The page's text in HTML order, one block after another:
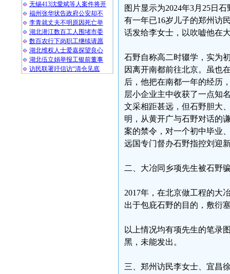
无锡413沈愛斌等人案件将开
福州张华状告政府公安却不
李青就丈夫不明原因死亡举
湖北潜江数百工人围堵市委
数百农行下岗职工继续请愿
湖北维权人士爱嘉探望良心
湖北伍立娟举报工银前董事
访民联署吁信访“清仓见底
图片显示为2024年3月25日
有一年已16岁儿子的郑州访
话发给李女士，以吹嘘他在
石野自称高二时辍学，实为
因离开南都前往北京。虽也
后，他把在南都一年的经历
层小企业主中收获了一点知
文采相距甚远，但石野胆大
明，从黄开广与石野对话的
案的禁令，对一个初中毕业
远国专门督办石野指控刘迎
二、大冶同乡项先生被石野
2017年，在北京做工程的大
出于包庇石野的目的，敷衍
以上情况均有项先生的笔录
黑，未能发出。
三、郑州访民李女士、宜昌